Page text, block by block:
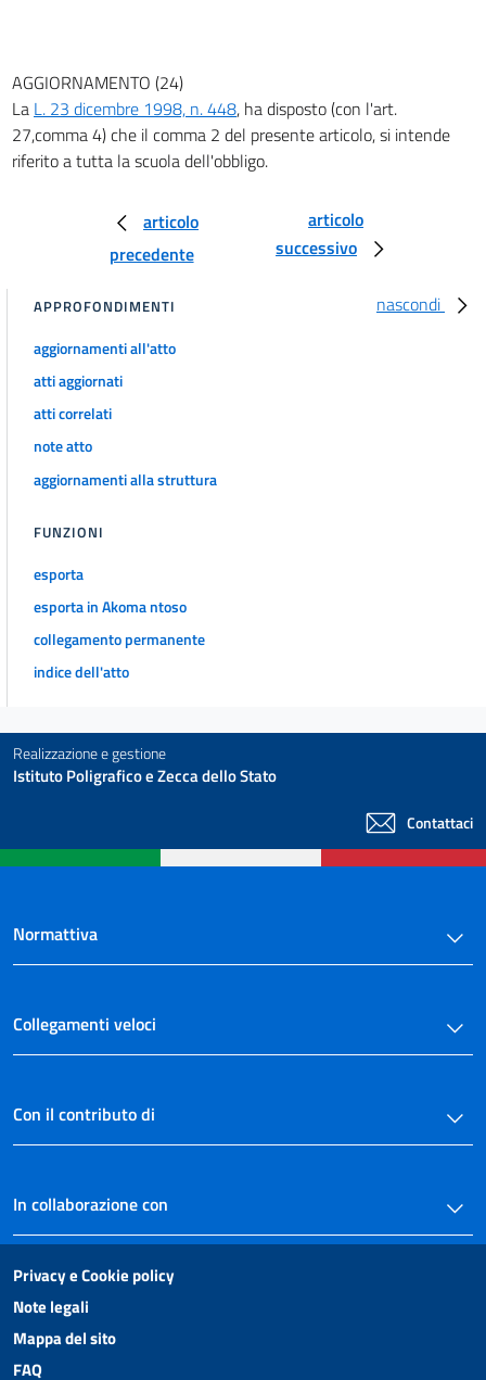
32
33
34
38
45
46
47
48
49
RAZIONALIZZAZIONE DELLA RETE SCOLASTICA, ISTITUZIONE DELLE SCUOLE
E
53
54
56
57
58
59
60
AGGIORNAMENTO (24)
La L. 23 dicembre 1998, n. 448, ha disposto (con l'art.
27,comma 4) che il comma 2 del presente articolo, si intende
riferito a tutta la scuola dell'obbligo.
articolo
precedente
articolo
successivo
nascondi
APPROFONDIMENTI
aggiornamenti all'atto
atti aggiornati
atti correlati
note atto
aggiornamenti alla struttura
FUNZIONI
esporta
esporta in Akoma ntoso
collegamento permanente
indice dell'atto
Realizzazione e gestione
Istituto Poligrafico e Zecca dello Stato
Contattaci
Normattiva
Collegamenti veloci
Con il contributo di
In collaborazione con
Privacy e Cookie policy
Note legali
Mappa del sito
FAQ